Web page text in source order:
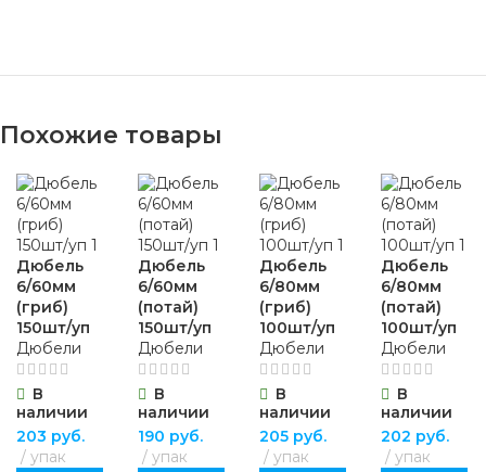
Похожие товары
Дюбель
6/60мм
(гриб)
150шт/уп
Дюбели
В
наличии
203 руб.
упак
Дюбель
6/60мм
(потай)
150шт/уп
Дюбели
В
наличии
190 руб.
упак
Дюбель
6/80мм
(гриб)
100шт/уп
Дюбели
В
наличии
205 руб.
упак
Дюбель
6/80мм
(потай)
100шт/уп
Дюбели
В
наличии
202 руб.
упак